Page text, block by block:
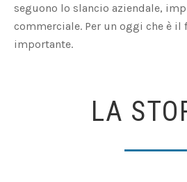
seguono lo slancio aziendale,
commerciale. Per un oggi che è
importante.
LA